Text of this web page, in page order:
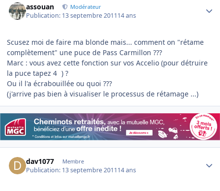
assouan Modérateur
Publication: 13 septembre 201114 ans
Scusez moi de faire ma blonde mais... comment on "rétame
complètement" une puce de Pass Carmillon ???
Marc : vous avez cette fonction sur vos Accelio (pour détruire
la puce tapez 4 ) ?
Ou il l'a écrabouillée ou quoi ???
(j'arrive pas bien à visualiser le processus de rétamage ...)
dav1077 Membre
Publication: 13 septembre 201114 ans